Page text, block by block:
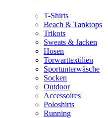
T-Shirts
Beach & Tanktops
Trikots
Sweats & Jacken
Hosen
Torwarttextilien
Sportunterwäsche
Socken
Outdoor
Accessoires
Poloshirts
Running